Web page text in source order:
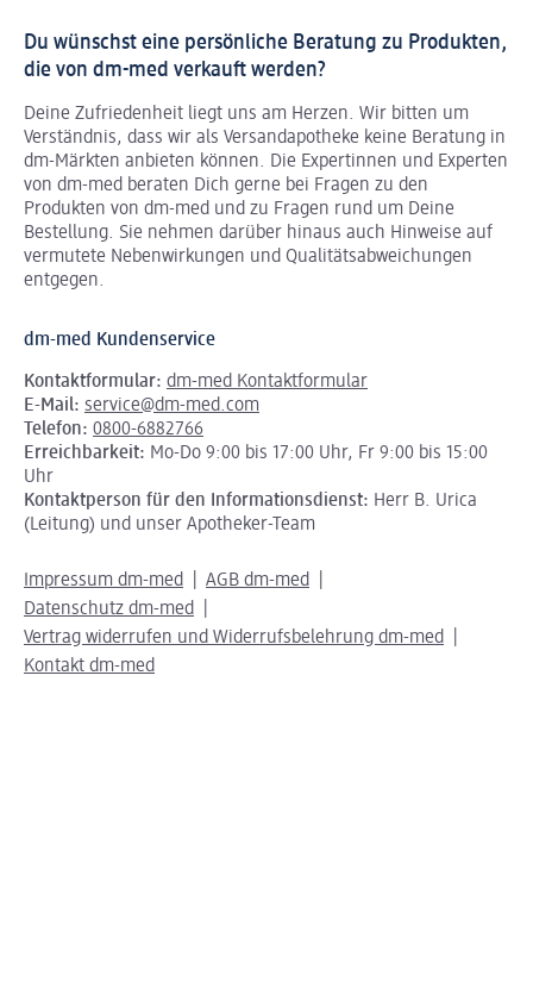
Du wünschst eine persönliche Beratung zu Produkten,
die von dm-med verkauft werden?
Deine Zufriedenheit liegt uns am Herzen. Wir bitten um
Verständnis, dass wir als Versandapotheke keine Beratung in
dm-Märkten anbieten können. Die Expertinnen und Experten
von dm-med beraten Dich gerne bei Fragen zu den
Produkten von dm-med und zu Fragen rund um Deine
Bestellung. Sie nehmen darüber hinaus auch Hinweise auf
vermutete Nebenwirkungen und Qualitätsabweichungen
entgegen.
dm-med Kundenservice
Kontaktformular: dm-med Kontaktformular
E-Mail: service@dm-med.com
Telefon: 0800-6882766
Erreichbarkeit: Mo-Do 9:00 bis 17:00 Uhr, Fr 9:00 bis 15:00
Uhr
Kontaktperson für den Informationsdienst: Herr B. Urica
(Leitung) und unser Apotheker-Team
Impressum dm-med
AGB dm-med
Datenschutz dm-med
Vertrag widerrufen und Widerrufsbelehrung dm-med
Kontakt dm-med